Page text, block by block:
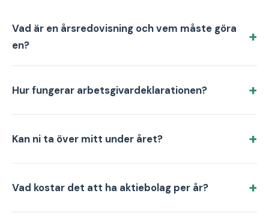
Vad är en årsredovisning och vem måste göra
en?
Hur fungerar arbetsgivardeklarationen?
Kan ni ta över mitt under året?
Vad kostar det att ha aktiebolag per år?